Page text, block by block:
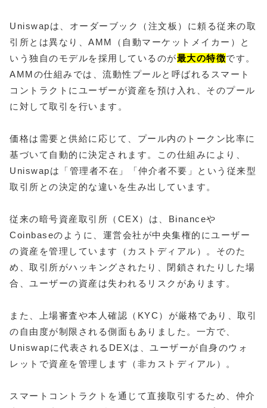
Uniswapは、オーダーブック（注文板）に頼る従来の取
引所とは異なり、AMM（自動マーケットメイカー）と
いう独自のモデルを採用しているのが最大の特徴です。
AMMの仕組みでは、流動性プールと呼ばれるスマート
コントラクトにユーザーが資産を預け入れ、そのプール
に対して取引を行います。
価格は需要と供給に応じて、プール内のトークン比率に
基づいて自動的に決定されます。この仕組みにより、
Uniswapは「管理者不在」「仲介者不要」という従来型
取引所との決定的な違いを生み出しています。
従来の暗号資産取引所（CEX）は、Binanceや
Coinbaseのように、運営会社が中央集権的にユーザー
の資産を管理しています（カストディアル）。そのた
め、取引所がハッキングされたり、閉鎖されたりした場
合、ユーザーの資産は失われるリスクがあります。
また、上場審査や本人確認（KYC）が厳格であり、取引
の自由度が制限される側面もありました。一方で、
Uniswapに代表されるDEXは、ユーザーが自身のウォ
レットで資産を管理します（非カストディアル）。
スマートコントラクトを通じて直接取引するため、仲介